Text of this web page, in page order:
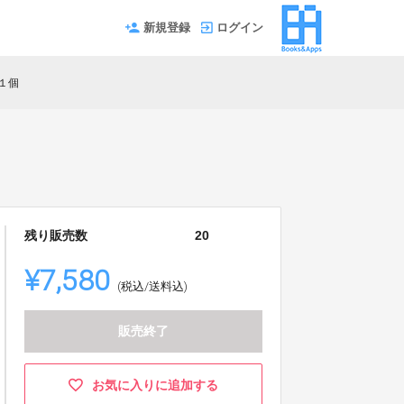
新規登録 ログイン
個
残り販売数 20
¥7,580 (税込/送料込)
販売終了
お気に入りに追加する